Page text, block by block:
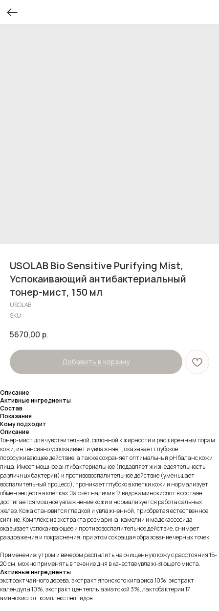
USOLAB Bio Sensitive Purifying Mist,
Успокаивающий антибактериальный
тонер-мист, 150 мл
USOLAB
SKU:
5670,00 р.
Добавить в корзину
Описание
Активные ингредиенты
Cостав
Показания
Кому подходит
Описание
Тонер-мист для чувствительной, склонной к жирности и расширенным порам
кожи, интенсивно успокаивает и увлажняет, оказывает глубокое
поросуживающее действие, а также сохраняет оптимальный pH баланс кожи
лица. Имеет мощное антибактериальное (подавляет жизнедеятельность
различных бактерий) и противовоспалительное действие (уменьшает
воспалительный процесс), проникает глубоко в клетки кожи и нормализует
обмен веществ в клетках. За счёт наличия 17 видов аминокислот в составе
достигается мощное увлажнение кожи и нормализуется работа сальных
желез. Кожа становится гладкой и увлажненной, приобретая естественное
сияние. Комплекс из экстракта розмарина, камелии и мадекассосида
оказывает успокаивающее и противовоспалительное действие, снимает
раздражения и покраснения, при этом сокращая образование черных точек.
Применение: утром и вечером распылить на очищенную кожу с расстояния 15-
20 см, можно применять в течение дня в качестве увлажняющего миста.
Активные ингредиенты
экстракт чайного дерева, экстракт японского кипариса 10%, экстракт
календулы 10%, экстракт центеллы азиатской 3%, лактобактерии,17
аминокислот, комплекс пептидов